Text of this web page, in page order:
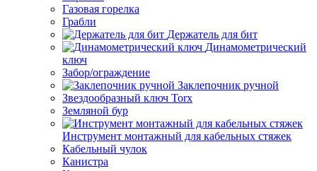
Газовая горелка
Грабли
Держатель для бит
Динамометрический
ключ
Забор/ограждение
Заклепочник ручной
Звездообразный ключ Torx
Земляной бур
Инструмент монтажный для кабельных стяжек
Кабельный чулок
Канистра